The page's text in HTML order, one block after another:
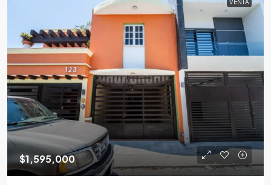
VENTA
$1,595,000